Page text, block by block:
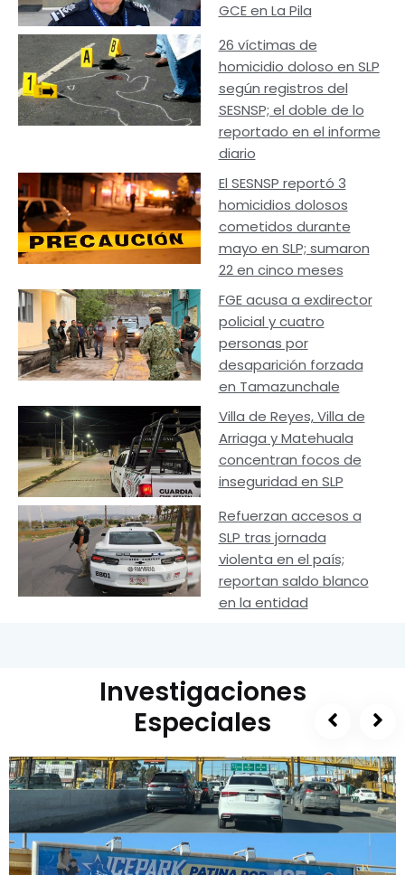
GCE en La Pila
26 víctimas de
homicidio doloso en SLP
según registros del
SESNSP; el doble de lo
reportado en el informe
diario
El SESNSP reportó 3
homicidios dolosos
cometidos durante
mayo en SLP; sumaron
22 en cinco meses
FGE acusa a exdirector
policial y cuatro
personas por
desaparición forzada
en Tamazunchale
Villa de Reyes, Villa de
Arriaga y Matehuala
concentran focos de
inseguridad en SLP
Refuerzan accesos a
SLP tras jornada
violenta en el país;
reportan saldo blanco
en la entidad
Investigaciones
Especiales